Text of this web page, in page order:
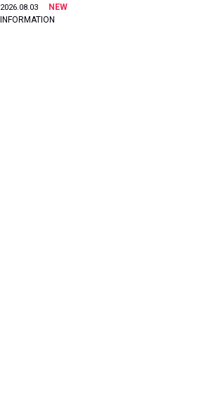
2026.08.03
NEW
INFORMATION